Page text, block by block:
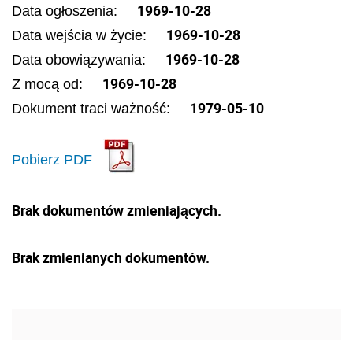
Data ogłoszenia: 1969-10-28
Data wejścia w życie: 1969-10-28
Data obowiązywania: 1969-10-28
Z mocą od: 1969-10-28
Dokument traci ważność: 1979-05-10
Pobierz PDF
Brak dokumentów zmieniających.
Brak zmienianych dokumentów.